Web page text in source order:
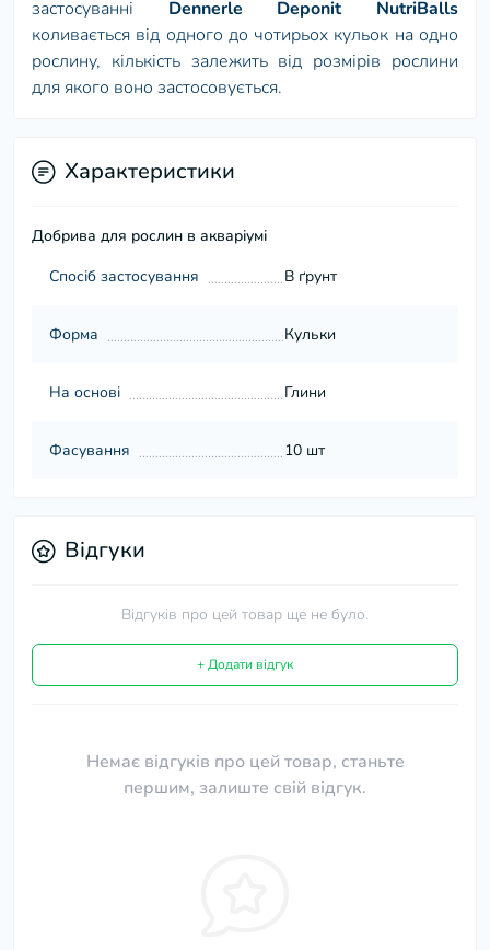
застосуванні Dennerle Deponit NutriBalls
коливається від одного до чотирьох кульок на одно
рослину, кількість залежить від розмірів рослини
для якого воно застосовується.
Характеристики
Добрива для рослин в акваріумі
Спосіб застосування
В ґрунт
Форма Кульки
На основі Глини
Фасування 10 шт
Відгуки
Відгуків про цей товар ще не було.
+ Додати відгук
Немає відгуків про цей товар, станьте
першим, залиште свій відгук.